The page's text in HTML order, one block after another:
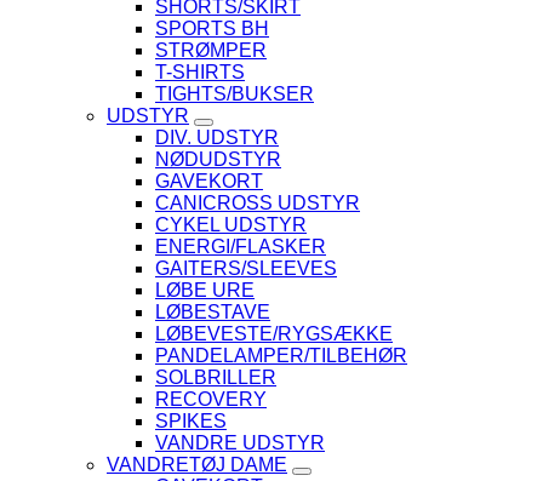
SHORTS/SKIRT
SPORTS BH
STRØMPER
T-SHIRTS
TIGHTS/BUKSER
UDSTYR
DIV. UDSTYR
NØDUDSTYR
GAVEKORT
CANICROSS UDSTYR
CYKEL UDSTYR
ENERGI/FLASKER
GAITERS/SLEEVES
LØBE URE
LØBESTAVE
LØBEVESTE/RYGSÆKKE
PANDELAMPER/TILBEHØR
SOLBRILLER
RECOVERY
SPIKES
VANDRE UDSTYR
VANDRETØJ DAME